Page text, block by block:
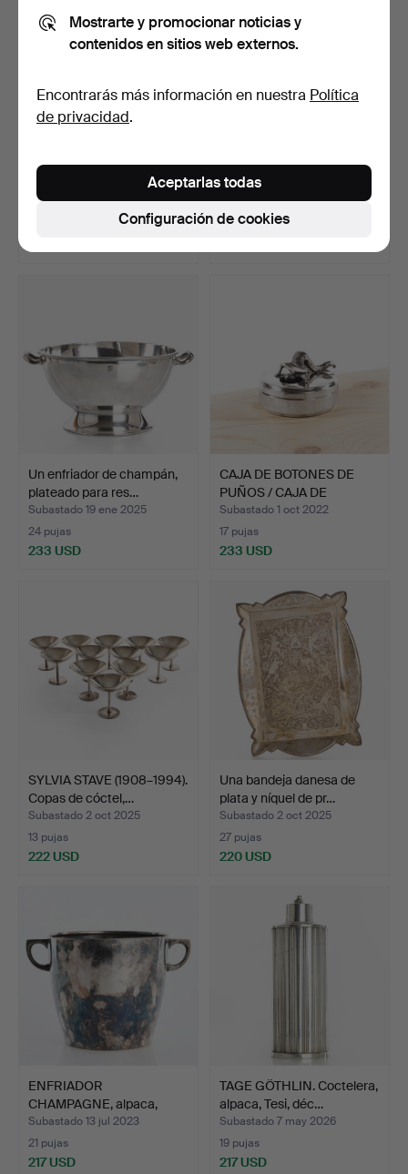
CUBIERTOS, 79 piezas de
Subastado 7 abr 2023
Un cuenco de caviar de
plata de ley, Ingla…
Subastado 19 ene 2025
24 pujas
Un enfriador de champán,
plateado para res…
Subastado 19 ene 2025
24 pujas
233 USD
CAJA DE BOTONES DE
PUÑOS / CAJA DE
BOTONES…
Subastado 1 oct 2022
17 pujas
233 USD
SYLVIA STAVE (1908–1994).
Copas de cóctel,…
Subastado 2 oct 2025
13 pujas
222 USD
Una bandeja danesa de
plata y níquel de pr…
Subastado 2 oct 2025
27 pujas
220 USD
ENFRIADOR
CHAMPAGNE, alpaca,
vendido por Ö…
Subastado 13 jul 2023
21 pujas
217 USD
TAGE GÖTHLIN. Coctelera,
alpaca, Tesi, déc…
Subastado 7 may 2026
19 pujas
217 USD
Mostrarte y promocionar noticias y
contenidos en sitios web externos.
Encontrarás más información en nuestra Política
de privacidad.
Configuración de cookies
Aceptarlas todas